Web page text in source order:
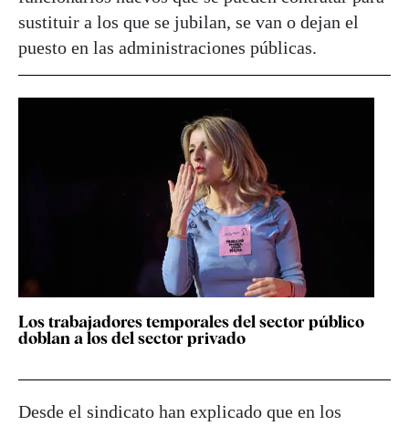
sustituir a los que se jubilan, se van o dejan el
puesto en las administraciones públicas.
Los trabajadores temporales del sector público
doblan a los del sector privado
Desde el sindicato han explicado que en los